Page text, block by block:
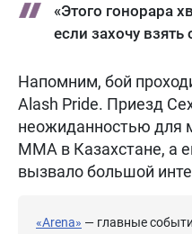
«Этого гонорара
если захочу взять
Напомним, бой
Alash Pride. Приезд
неожиданностью для
MMA в Казахстане, а
вызвало большой
«Arena» — главные